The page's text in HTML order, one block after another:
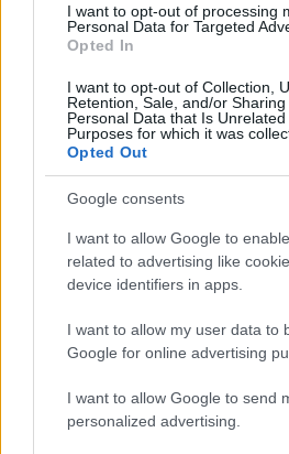
I want to opt-out of processing
Personal Data for Targeted
Opted In
I want to opt-out of Collection,
Retention, Sale, and/or
Personal Data that Is
Purposes for which it was
Opted Out
Google consents
I want to allow Google to
related to advertising like
device identifiers in apps.
I want to allow my user data to
Google for online advertising
I want to allow Google to send
personalized advertising.
hogy a zarándok-
infrastruktúrájának
rendkívül fontos
kell teremteni az
zarándoklatnak